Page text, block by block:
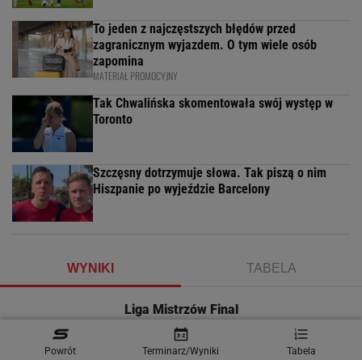
To jeden z najczęstszych błędów przed
zagranicznym wyjazdem. O tym wiele osób
zapomina
MATERIAŁ PROMOCYJNY
Tak Chwalińska skomentowała swój występ w
Toronto
Szczęsny dotrzymuje słowa. Tak piszą o nim
Hiszpanie po wyjeździe Barcelony
WYNIKI TABELA
Liga Mistrzów Final
Sobota, 30 Maja
Powrót Terminarz/Wyniki Tabela